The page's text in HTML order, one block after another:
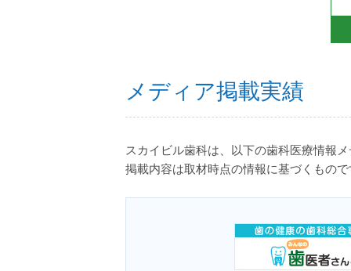
メディア掲載実績
スカイビル歯科は、以下の歯科医療情報
掲載内容は取材時点の情報に基づくもの